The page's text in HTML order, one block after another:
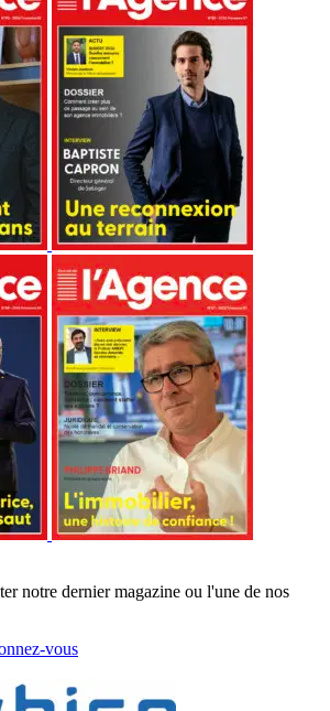
notre dernier magazine ou l'une de nos
vous